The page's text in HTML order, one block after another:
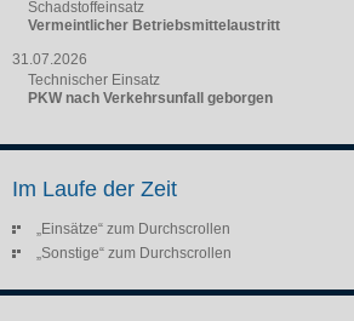
Schadstoffeinsatz
Vermeintlicher Betriebsmittelaustritt
31.07.2026
Technischer Einsatz
PKW nach Verkehrsunfall geborgen
Im Laufe der Zeit
„Einsätze“ zum Durchscrollen
„Sonstige“ zum Durchscrollen